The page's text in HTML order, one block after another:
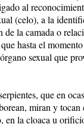
al
(celo), a la
la ca­ma­da o
hasta el
sexual que
que en
miran y tocan
en la cloa­ca u